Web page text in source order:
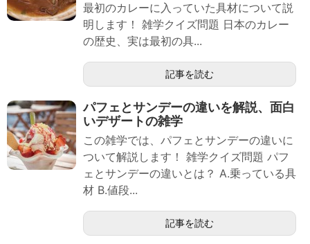
最初のカレーに入っていた具材について説
明します！ 雑学クイズ問題 日本のカレー
の歴史、実は最初の具...
記事を読む
パフェとサンデーの違いを解説、面白
いデザートの雑学
この雑学では、パフェとサンデーの違いに
ついて解説します！ 雑学クイズ問題 パフ
ェとサンデーの違いとは？ A.乗っている具
材 B.値段...
記事を読む